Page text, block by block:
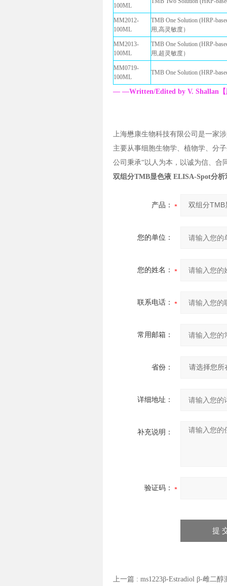
100ML
MM2012-
100ML
TMB One Solution (HRP-
用,高灵敏度）
MM2013-
100ML
TMB One Solution (HRP-
用,超灵敏度）
MM0719-
100ML
TMB One Solution (HRP-
— —Written/Edited by V. Shallan【
上海懋康生物科技有限公司是一家
主要从事细胞生物学、植物学、分
公司秉承“以人为本，以诚为信、
双组分TMB显色液 ELISA-Spot分析
产品：
您的单位：
您的姓名：
联系电话：
常用邮箱：
省份：
详细地址：
补充说明：
验证码：
上一篇 : ms1223β-Estradiol β-雌二醇